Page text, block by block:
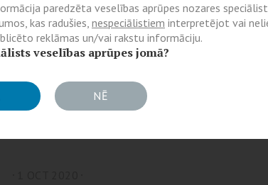
paredzēta veselības aprūpes nozares
kas radušies, nespeciālistiem interpretējot vai
reklāmas un/vai rakstu informāciju.
veselības aprūpes jomā?
NĒ